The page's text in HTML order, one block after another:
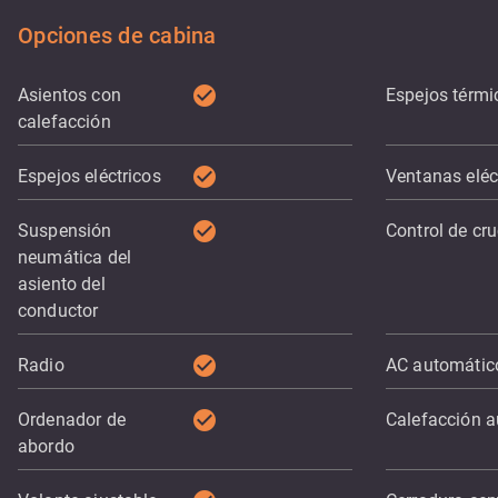
Opciones de cabina
Asientos con
calefacción
check_circle Espejos
Espejos eléctricos check_circle Ventanas
Suspensión
neumática del
asiento del
conductor
check_circle Control de
Radio check_circle AC
Ordenador de
abordo
check_circle Calefacción